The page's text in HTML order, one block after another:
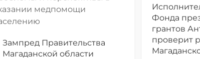
Зампред Правительства
Магаданской области
Фонда
грантов
проверит